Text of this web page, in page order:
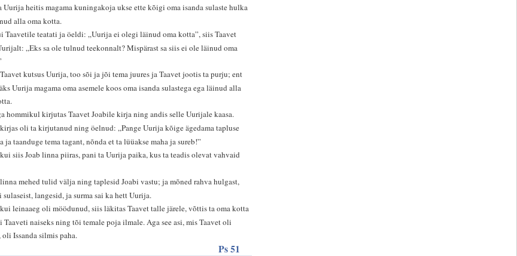
Uurija heitis magama kuningakoja ukse ette kõigi oma isanda sulaste hulka
alla oma kotta.
Taavetile teatati ja öeldi: „Uurija ei olegi läinud oma kotta”, siis Taavet
„Eks sa ole tulnud teekonnalt? Mispärast sa siis ei ole läinud oma
kutsus Uurija, too sõi ja jõi tema juures ja Taavet jootis ta purju; ent
Uurija magama oma asemele koos oma isanda sulastega ega läinud alla
hommikul kirjutas Taavet Joabile kirja ning andis selle Uurijale kaasa.
oli ta kirjutanud ning öelnud: „Pange Uurija kõige ägedama tapluse
ja taanduge tema tagant, nõnda et ta lüüakse maha ja sureb!”
siis Joab linna piiras, pani ta Uurija paika, kus ta teadis olevat vahvaid
mehed tulid välja ning taplesid Joabi vastu; ja mõned rahva hulgast,
sulaseist, langesid, ja surma sai ka hett Uurija.
leinaaeg oli möödunud, siis läkitas Taavet talle järele, võttis ta oma kotta
Taaveti naiseks ning tõi temale poja ilmale. Aga see asi, mis Taavet oli
Issanda silmis paha.
Ps 51